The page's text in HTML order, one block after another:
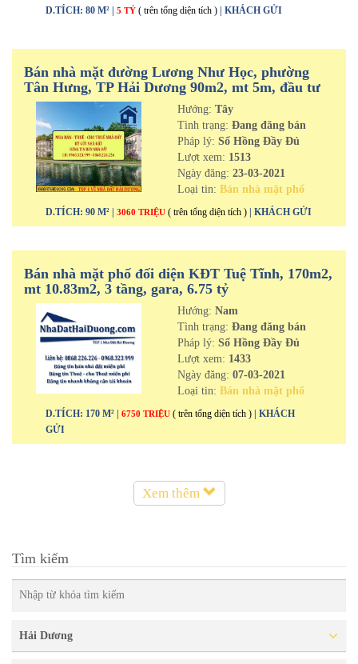
D.TÍCH: 80 M² | 5 TỶ ( trên tổng diện tích ) | KHÁCH GỬI
Bán nhà mặt đường Lương Như Học, phường
Tân Hưng, TP Hải Dương 90m2, mt 5m, đầu tư
cực tốt
Hướng: Tây
Tình trạng: Đang đăng bán
Pháp lý: Sổ Hồng Đầy Đủ
Lượt xem: 1513
Ngày đăng: 23-03-2021
Loại tin: Bán nhà mặt phố
D.TÍCH: 90 M² | 3060 TRIỆU ( trên tổng diện tích ) | KHÁCH GỬI
Bán nhà mặt phố đối diện KĐT Tuệ Tĩnh, 170m2,
mt 10.83m2, 3 tầng, gara, 6.75 tỷ
Hướng: Nam
Tình trạng: Đang đăng bán
Pháp lý: Sổ Hồng Đầy Đủ
Lượt xem: 1433
Ngày đăng: 07-03-2021
Loại tin: Bán nhà mặt phố
D.TÍCH: 170 M² | 6750 TRIỆU ( trên tổng diện tích )
| KHÁCH
GỬI
Xem thêm
Tìm kiếm
Hải Dương